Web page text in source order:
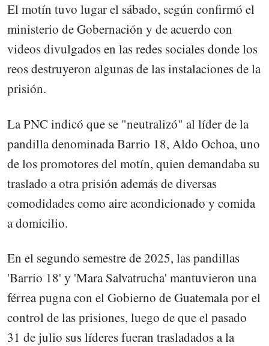
El motín tuvo lugar el sábado, según confirmó el
ministerio de Gobernación y de acuerdo con
videos divulgados en las redes sociales donde los
reos destruyeron algunas de las instalaciones de la
prisión.
La PNC indicó que se "neutralizó" al líder de la
pandilla denominada Barrio 18, Aldo Ochoa, uno
de los promotores del motín, quien demandaba su
traslado a otra prisión además de diversas
comodidades como aire acondicionado y comida
a domicilio.
En el segundo semestre de 2025, las pandillas
'Barrio 18' y 'Mara Salvatrucha' mantuvieron una
férrea pugna con el Gobierno de Guatemala por el
control de las prisiones, luego de que el pasado
31 de julio sus líderes fueran trasladados a la